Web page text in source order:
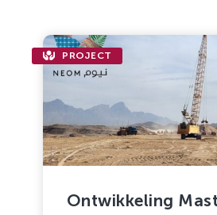
Ontwikkeling
PROJECT